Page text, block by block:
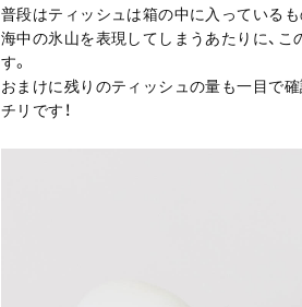
普段はティッシュは箱の中に入っている
海中の氷山を表現してしまうあたりに、こ
す。
おまけに残りのティッシュの量も一目で
チリです！